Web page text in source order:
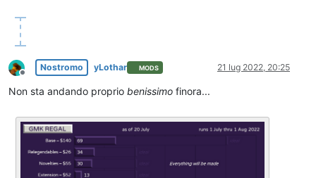
Non in linea
Nostromo yLothar MODS 21 lug 2022, 20:25
Non sta andando proprio benissimo finora...